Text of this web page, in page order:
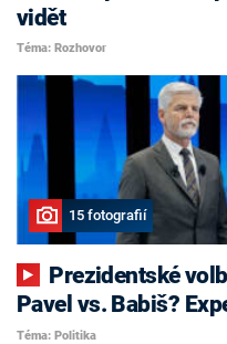
vidět
Téma: Rozhovor
15 fotografií
Pavel vs. Babiš?
Téma: Politika